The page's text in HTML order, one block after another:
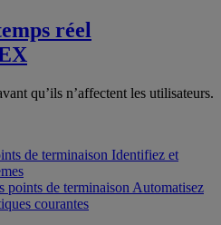
réel
qu’ils n’affectent les utilisateurs.
de terminaison Identifiez et
points de terminaison Automatisez
courantes